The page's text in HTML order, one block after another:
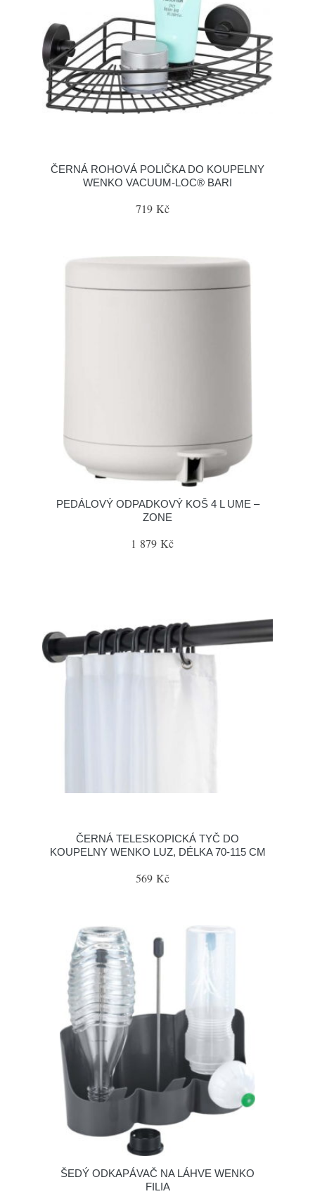
ČERNÁ ROHOVÁ POLIČKA DO KOUPELNY
WENKO VACUUM-LOC® BARI
719 Kč
PEDÁLOVÝ ODPADKOVÝ KOŠ 4 L UME –
ZONE
1 879 Kč
ČERNÁ TELESKOPICKÁ TYČ DO
KOUPELNY WENKO LUZ, DÉLKA 70-115 CM
569 Kč
ŠEDÝ ODKAPÁVAČ NA LÁHVE WENKO
FILIA